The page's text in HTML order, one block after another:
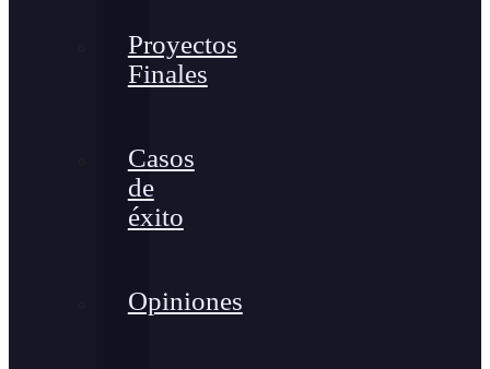
Proyectos
Finales
Casos
de
éxito
Opiniones